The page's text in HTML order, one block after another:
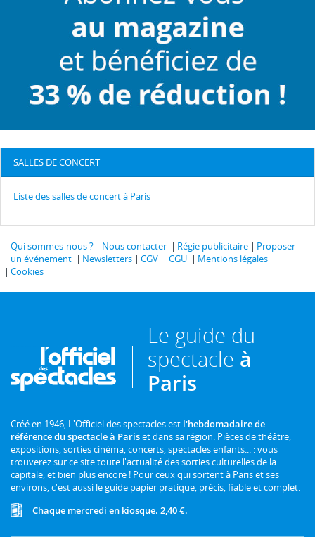
SALLES DE CONCERT
Liste des salles de concert à Paris
Qui sommes-nous ? Nous contacter Régie publicitaire
Proposer
un événement
Newsletters CGV CGU
Mentions légales
Cookies
Le guide du
spectacle à
Paris
Créé en 1946, L'Officiel des spectacles est l'hebdomadaire de
référence du spectacle à Pariset dans sa région. Pièces de théâtre,
expositions, sorties cinéma, concerts, spectacles enfants... : vous
trouverez sur ce site toute l'actualité des sorties culturelles de la
capitale, et bien plus encore ! Pour ceux qui sortent à Paris et ses
environs, c'est aussi le guide papier pratique, précis, fiable et complet.
Chaque mercredi en kiosque. 2,40 €.